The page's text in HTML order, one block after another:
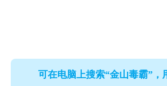
可在电脑上搜索“金山毒霸”，